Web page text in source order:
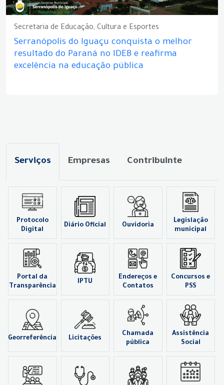
Secretaria de Educação, Cultura e Esportes
Serranópolis do Iguaçu conquista o melhor
resultado do Paraná no IDEB e reafirma
excelência na educação pública
Serviços Empresas Contribuinte
Protocolo
Digital
Diário Oficial Ouvidoria
Legislação
municipal
Portal da
Transparência
IPTU
Endereços e
Contatos
Concursos e
PSS
Georreferência Licitações
Chamada
pública
Assistência
Social